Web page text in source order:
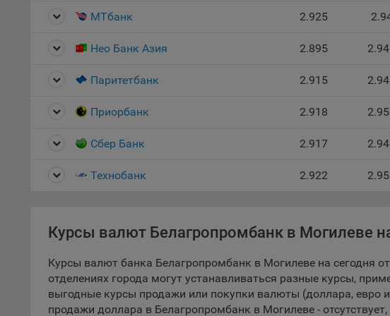
5.1. Обеспечение
5.2. Повышение
5.3. Сбор
комментария.
может настроить
уведомлял
разделы сайта могут
9.2. Функциональные
Данные файлы cookie
дополнительных
МТбанк 2.925
Нео Банк Азия 2.895
Паритетбанк 2.915
Приорбанк 2.918
Сбер Банк 2.917
Технобанк 2.922
Курсы валют Белагропромбанк в Могилеве
Курсы валют банка Белагропромбанк в Могилеве на сегодня
отделениях города могут устанавливаться разные курсы,
выгодные курсы продажи или покупки валюты (доллара, евро
продажи доллара в Белагропромбанк в Могилеве -